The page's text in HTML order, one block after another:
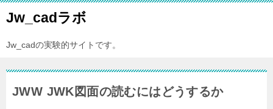
Jw_cadラボ
Jw_cadの実験的サイトです。
JWW JWK図面の読むにはどうするか